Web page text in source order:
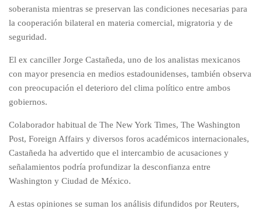
soberanista mientras se preservan las condiciones necesarias para
la cooperación bilateral en materia comercial, migratoria y de
seguridad.
El ex canciller Jorge Castañeda, uno de los analistas mexicanos
con mayor presencia en medios estadounidenses, también observa
con preocupación el deterioro del clima político entre ambos
gobiernos.
Colaborador habitual de The New York Times, The Washington
Post, Foreign Affairs y diversos foros académicos internacionales,
Castañeda ha advertido que el intercambio de acusaciones y
señalamientos podría profundizar la desconfianza entre
Washington y Ciudad de México.
A estas opiniones se suman los análisis difundidos por Reuters,